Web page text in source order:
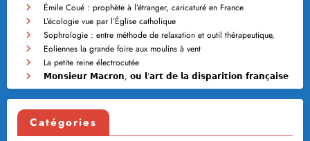
Émile Coué : prophète à l’étranger, caricaturé en France
L’écologie vue par l’Église catholique
Sophrologie : entre méthode de relaxation et outil thérapeutique,
Eoliennes la grande foire aux moulins à vent
La petite reine électrocutée
𝗠𝗼𝗻𝘀𝗶𝗲𝘂𝗿 𝗠𝗮𝗰𝗿𝗼𝗻, 𝗼𝘂 𝗹’𝗮𝗿𝘁 𝗱𝗲 𝗹𝗮 𝗱𝗶𝘀𝗽𝗮𝗿𝗶𝘁𝗶𝗼𝗻 𝗳𝗿𝗮𝗻𝗰̧𝗮𝗶𝘀𝗲
Catégories